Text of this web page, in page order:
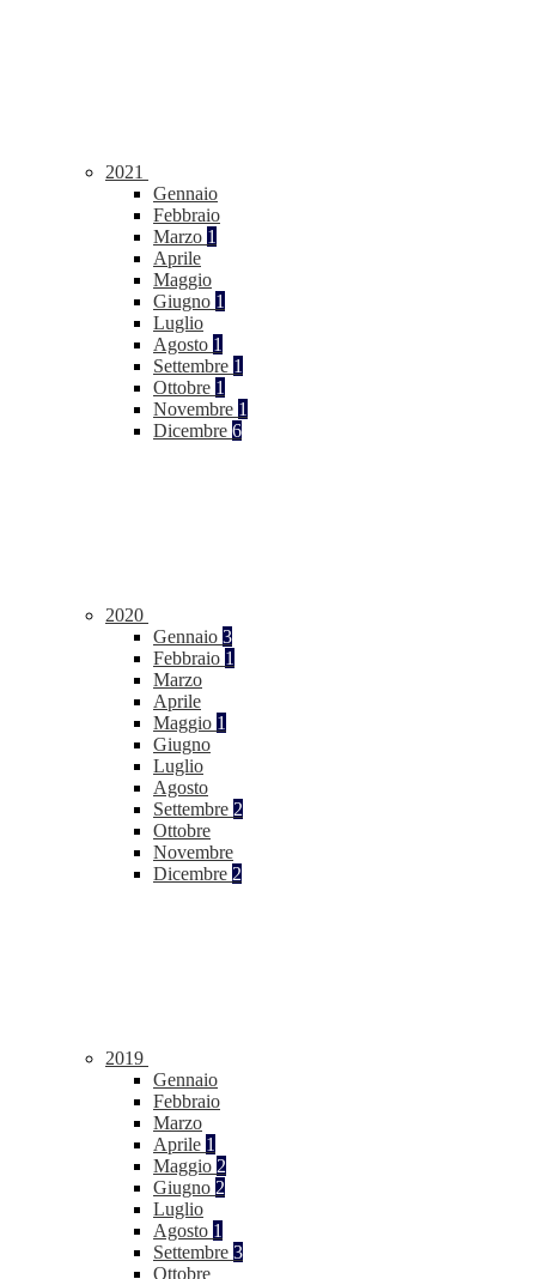
2021
Gennaio
Febbraio
Marzo 1
Aprile
Maggio
Giugno 1
Luglio
Agosto 1
Settembre 1
Ottobre 1
Novembre 1
Dicembre 6
2020
Gennaio 3
Febbraio 1
Marzo
Aprile
Maggio 1
Giugno
Luglio
Agosto
Settembre 2
Ottobre
Novembre
Dicembre 2
2019
Gennaio
Febbraio
Marzo
Aprile 1
Maggio 2
Giugno 2
Luglio
Agosto 1
Settembre 3
Ottobre